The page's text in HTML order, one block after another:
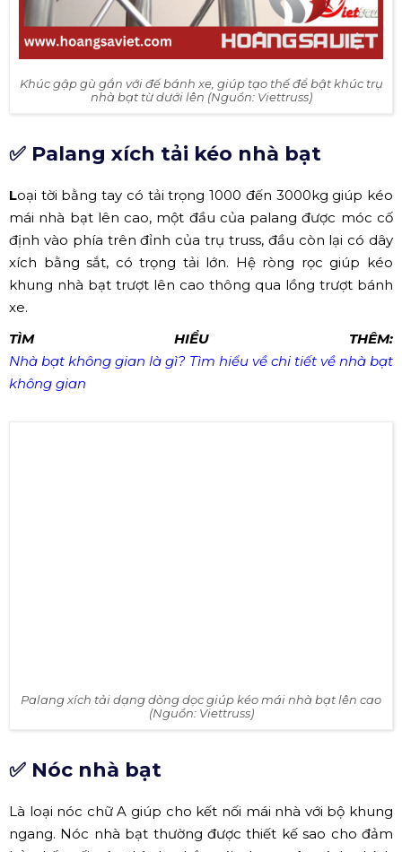
Khúc gập gù gắn với đế bánh xe, giúp tạo thế để bật khúc trụ
nhà bạt từ dưới lên (Nguồn: Viettruss)
✅ Palang xích tải kéo nhà bạt
Loại tời bằng tay có tải trọng 1000 đến 3000kg giúp kéo
mái nhà bạt lên cao, một đầu của palang được móc cố
định vào phía trên đỉnh của trụ truss, đầu còn lại có dây
xích bằng sắt, có trọng tải lớn. Hệ ròng rọc giúp kéo
khung nhà bạt trượt lên cao thông qua lồng trượt bánh
xe.
TÌM HIỂU THÊM:
Nhà bạt không gian là gì? Tìm hiểu về chi tiết về nhà bạt
không gian
Palang xích tải dạng dòng dọc giúp kéo mái nhà bạt lên cao
(Nguồn: Viettruss)